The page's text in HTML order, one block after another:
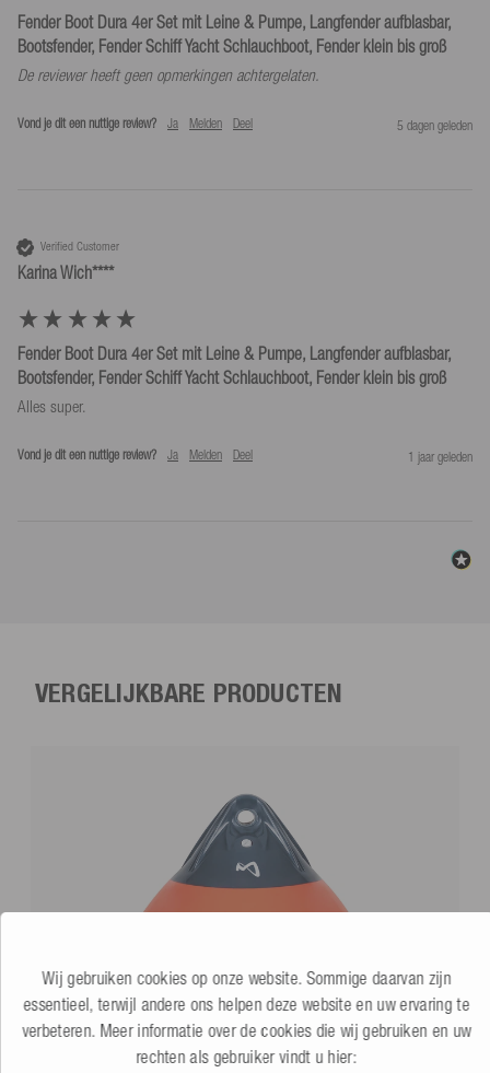
Fender Boot Dura 4er Set mit Leine & Pumpe, Langfender aufblasbar,
Bootsfender, Fender Schiff Yacht Schlauchboot, Fender klein bis groß
De reviewer heeft geen opmerkingen achtergelaten.
Vond je dit een nuttige review? Ja Melden Deel 5 dagen geleden
Verified Customer
Karina Wich****
Fender Boot Dura 4er Set mit Leine & Pumpe, Langfender aufblasbar,
Bootsfender, Fender Schiff Yacht Schlauchboot, Fender klein bis groß
Alles super.
Vond je dit een nuttige review? Ja Melden Deel 1 jaar geleden
VERGELIJKBARE PRODUCTEN
Wij gebruiken cookies op onze website. Sommige daarvan zijn
essentieel, terwijl andere ons helpen deze website en uw ervaring te
verbeteren. Meer informatie over de cookies die wij gebruiken en uw
rechten als gebruiker vindt u hier: